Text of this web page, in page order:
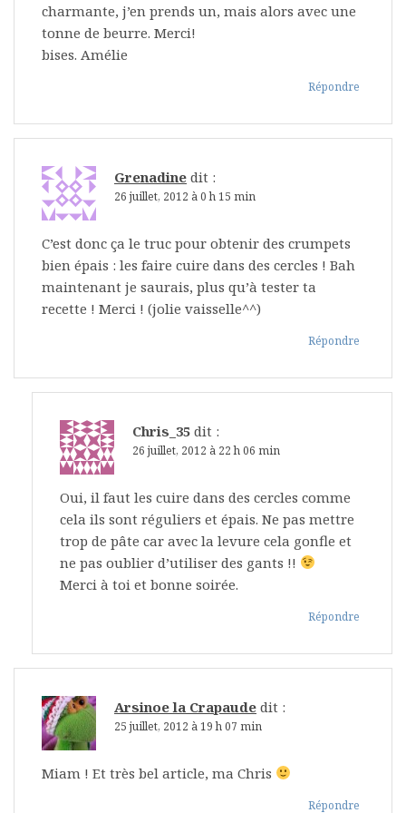
charmante, j’en prends un, mais alors avec une
tonne de beurre. Merci!
bises. Amélie
Répondre
Grenadine dit :
26 juillet, 2012 à 0 h 15 min
C’est donc ça le truc pour obtenir des crumpets
bien épais : les faire cuire dans des cercles ! Bah
maintenant je saurais, plus qu’à tester ta
recette ! Merci ! (jolie vaisselle^^)
Répondre
Chris_35 dit :
26 juillet, 2012 à 22 h 06 min
Oui, il faut les cuire dans des cercles comme
cela ils sont réguliers et épais. Ne pas mettre
trop de pâte car avec la levure cela gonfle et
ne pas oublier d’utiliser des gants !!
Merci à toi et bonne soirée.
Répondre
Arsinoe la Crapaude dit :
25 juillet, 2012 à 19 h 07 min
Miam ! Et très bel article, ma Chris
Répondre